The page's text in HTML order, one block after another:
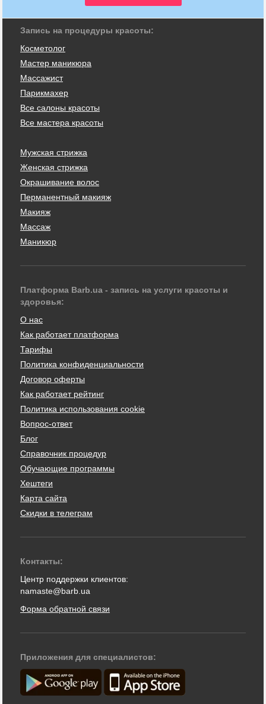
Запись на процедуры красоты:
Косметолог
Мастер маникюра
Массажист
Парикмахер
Все салоны красоты
Все мастера красоты
Мужская стрижка
Женская стрижка
Окрашивание волос
Перманентный макияж
Макияж
Массаж
Маникюр
Платформа Barb.ua - запись на услуги красоты и
здоровья:
О нас
Как работает платформа
Тарифы
Политика конфиденциальности
Договор оферты
Как работает рейтинг
Политика использования cookie
Вопрос-ответ
Блог
Справочник процедур
Обучающие программы
Хештеги
Карта сайта
Скидки в телеграм
Контакты:
Центр поддержки клиентов:
namaste@barb.ua
Форма обратной связи
Приложения для специалистов: